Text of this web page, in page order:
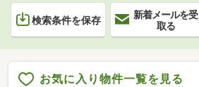
検索条件を保存
新着メールを受
取る
お気に入り物件一覧を見る